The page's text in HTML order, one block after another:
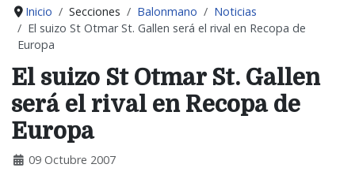
MANTEO
SECCIONES
EVENTOS
ÁREA SOCIAL
PREVENCIÓN DE LA VIOLENCIA
Inicio Secciones Balonmano
Noticias
El suizo St Otmar St. Gallen será el rival en Recopa de
Europa
El suizo St Otmar St. Gallen
será el rival en Recopa de
Europa
09 Octubre 2007